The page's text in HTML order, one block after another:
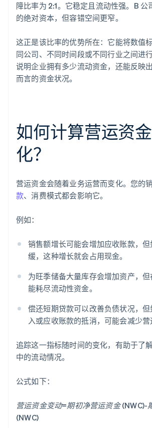
障比率为 2:1。它稳定且流动性强。B 公
的绝对资本，但容错空间更窄。
这正是该比率的优势所在：它能将数值
同公司、不同时间段或不同行业之间进
说明企业拥有多少流动资金，还能反映
而言的资金状况。
如何计算营运资
化？
营运资金会随着业务运营而变化。您的销
款、消费模式都会影响它。
例如：
销售额增长可能会增加应收账款，
缓，这种增长就会占用现金。
为旺季储备大量库存会增加资产，
能耗尽流动性资金。
偿还短期贷款可以改善负债状况，
入或应收账款的抵消，可能会减少营
追踪这一指标随时间的变化，有助于了
中的流动情况。
公式如下：
营运资金变动=期初净营运资金 (NWC)-
(NWC)